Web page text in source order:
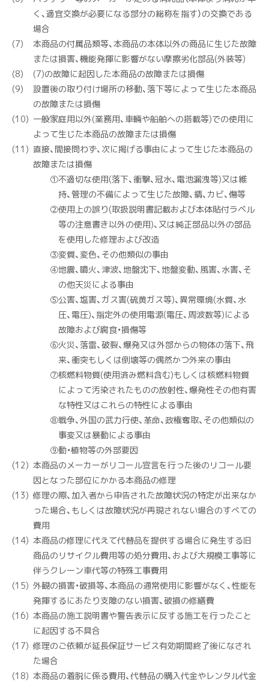
く、適宜交換が必要になる部分の総称を指す）の交換である
場合
本商品の付属品類等、本商品の本体以外の商品に生じた故障
または損害、機能発揮に影響がない摩擦劣化部品(外装等)
(7)の故障に起因した本商品の故障または損傷
設置後の取り付け場所の移動、落下等によって生じた本商品
の故障または損傷
一般家庭用以外(業務用、車輛や船舶への搭載等)での使用に
よって生じた本商品の故障または損傷
直接、間接問わず、次に掲げる事由によって生じた本商品の
故障または損傷
①不適切な使用(落下、衝撃、冠水、電池漏洩等)又は維
持、管理の不備によって生じた故障、錆、カビ、傷等
②使用上の誤り(取扱説明書記載および本体貼付ラベル
等の注意書き以外の使用)、又は純正部品以外の部品
を使用した修理および改造
③変質、変色、その他類似の事由
④地震、噴火、津波、地盤沈下、地盤変動、風害、水害、そ
の他天災による事由
⑤公害、塩害、ガス害(硫黄ガス等)、異常環境(水質、水
圧、電圧)、指定外の使用電源(電圧、周波数等)による
故障および腐食・損傷等
⑥火災、落雷、破裂、爆発又は外部からの物体の落下、飛
来、衝突もしくは倒壊等の偶然かつ外来の事由
⑦核燃料物質(使用済み燃料含む)もしくは核燃料物質
によって汚染されたものの放射性、爆発性その他有害
な特性又はこれらの特性による事由
⑧戦争、外国の武力行使、革命、政権奪取、その他類似の
事変又は暴動による事由
⑨動・植物等の外部要因
本商品のメーカーがリコール宣言を行った後のリコール要
因となった部位にかかる本商品の修理
修理の際、加入者から申告された故障状況の特定が出来なか
った場合、もしくは故障状況が再現されない場合のすべての
費用
本商品の修理に代えて代替品を提供する場合に発生する旧
商品のリサイクル費用等の処分費用、および大規模工事等に
伴うクレーン車代等の特殊工事費用
外観の損害・破損等、本商品の通常使用に影響がなく、性能を
発揮するにあたり支障のない損害、破損の修繕費
本商品の施工説明書や警告表示に反する施工を行ったこと
に起因する不具合
修理のご依頼が延長保証サービス有効期間終了後になされ
た場合
本商品の着脱に係る費用、代替品の購入代金やレンタル代金